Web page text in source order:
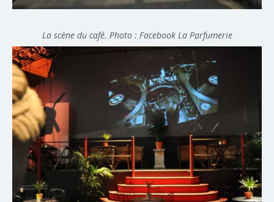
La scène du café. Photo : Facebook La Parfumerie